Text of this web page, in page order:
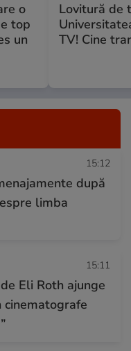
o
top
un
Lovitură de
TV! Cine
15:12
după
limba
15:11
Eli Roth ajunge
cinematografe